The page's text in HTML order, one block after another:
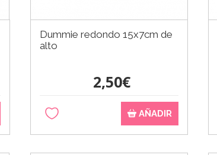
Dummie redondo 15x7cm de
alto
2,50€
AÑADIR